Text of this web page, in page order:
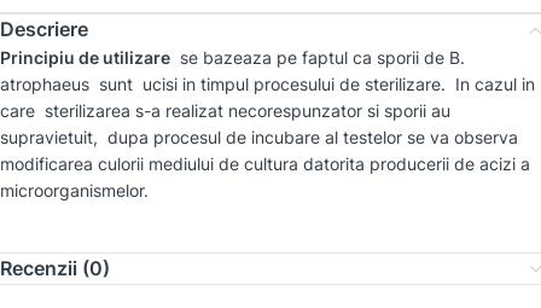
Descriere
Principiu de utilizare se bazeaza pe faptul ca sporii de B.
atrophaeus sunt ucisi in timpul procesului de sterilizare. In cazul in
care sterilizarea s-a realizat necorespunzator si sporii au
supravietuit, dupa procesul de incubare al testelor se va observa
modificarea culorii mediului de cultura datorita producerii de acizi a
microorganismelor.
Recenzii (0)